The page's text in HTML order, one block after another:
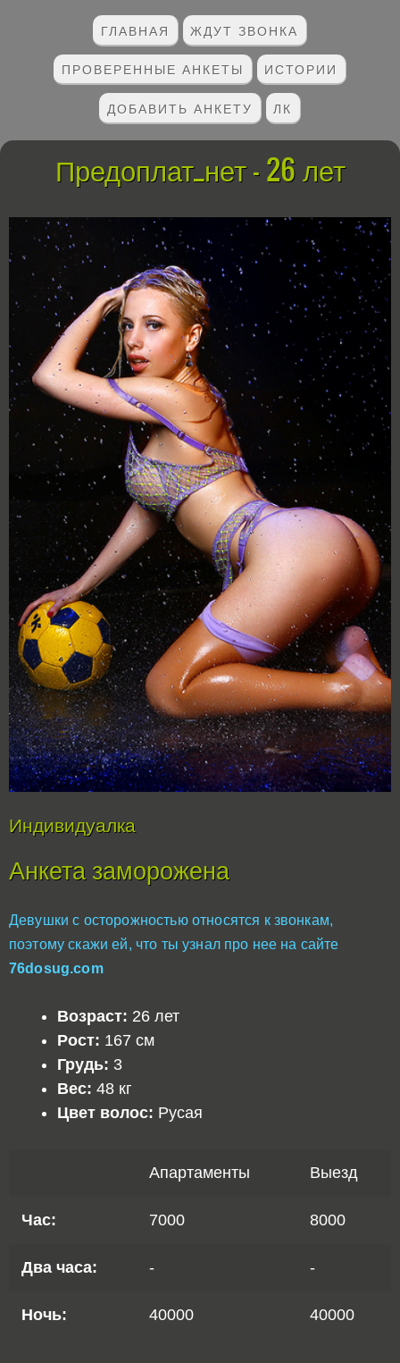
ГЛАВНАЯ ЖДУТ ЗВОНКА
ПРОВЕРЕННЫЕ АНКЕТЫ ИСТОРИИ
ДОБАВИТЬ АНКЕТУ ЛК
Предоплат_нет - 26 лет
Индивидуалка
Анкета заморожена
Девушки с осторожностью относятся к звонкам,
поэтому скажи ей, что ты узнал про нее на сайте
76dosug.com
Возраст: 26 лет
Рост: 167 см
Грудь: 3
Вес: 48 кг
Цвет волос: Русая
Апартаменты Выезд
Час: 7000 8000
Два часа: - -
Ночь: 40000 40000